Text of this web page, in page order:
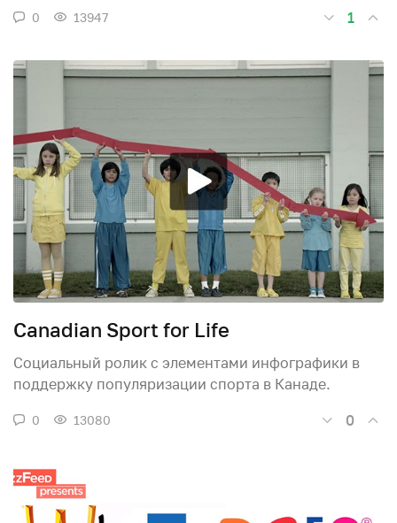
0 13947 1
Canadian Sport for Life
Социальный ролик с элементами инфографики в
поддержку популяризации спорта в Канаде.
0 13080 0